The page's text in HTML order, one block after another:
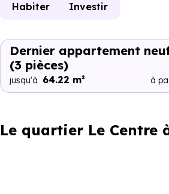
Habiter Investir
Dernier appartement
(3 pièces)
jusqu'à 64.22 m² à
Le quartier Le Centre